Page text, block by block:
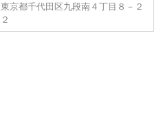
東京都千代田区九段南４丁目８－２
２